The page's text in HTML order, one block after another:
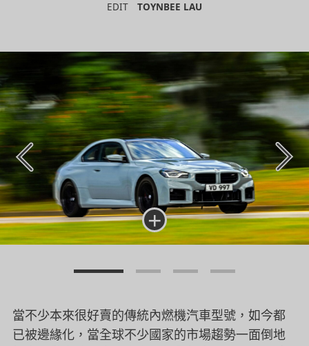
EDIT
TOYNBEE LAU
+
當不少本來很好賣的傳統內燃機汽車型號，如今都
已被邊緣化，當全球不少國家的市場趨勢一面倒地